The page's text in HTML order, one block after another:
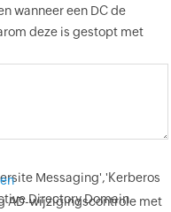
wanneer een DC de
deze is gestopt met
Messaging','Kerberos
Directory Domain
AD-wijzigingscontrole met